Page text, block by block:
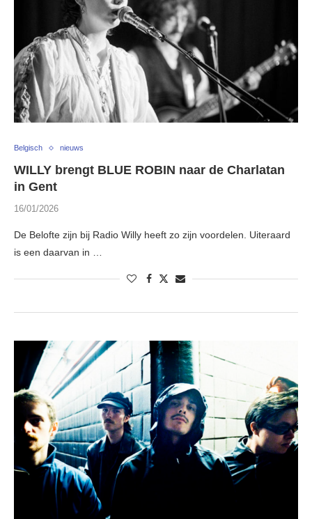
Belgisch nieuws
WILLY brengt BLUE ROBIN naar de Charlatan
in Gent
16/01/2026
De Belofte zijn bij Radio Willy heeft zo zijn voordelen. Uiteraard
is een daarvan in …